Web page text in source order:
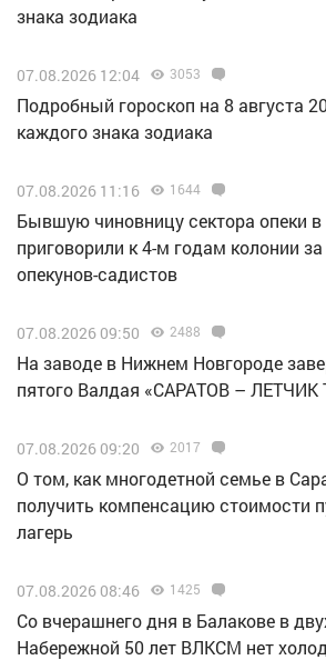
знака зодиака
07.08.2026 12:04 3053
Подробный гороскоп на 8 августа
каждого знака зодиака
07.08.2026 11:16 1644
Бывшую чиновницу сектора опеки в
приговорили к 4-м годам колонии за
опекунов-садистов
07.08.2026 09:50 2488
Н️а заводе в Нижнем Новгороде
пятого Валдая «САРАТОВ –
07.08.2026 09:20 2017
О том, как многодетной семье в
получить компенсацию стоимости
лагерь
07.08.2026 08:46 1425
Со вчерашнего дня в Балакове в
Набережной 50 лет ВЛКСМ нет